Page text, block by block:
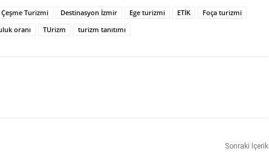
Çeşme Turizmi Destinasyon İzmir Ege turizmi ETİK
Foça turizmi
oranı TUrizm turizm tanıtımı
Sonraki İçerik